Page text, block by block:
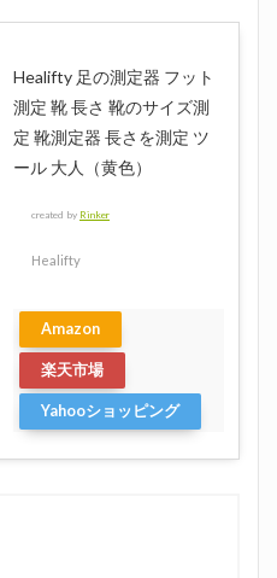
Healifty 足の測定器 フット
測定 靴 長さ 靴のサイズ測
定 靴測定器 長さを測定 ツ
ール 大人（黄色）
created by Rinker
Healifty
Amazon
楽天市場
Yahooショッピング